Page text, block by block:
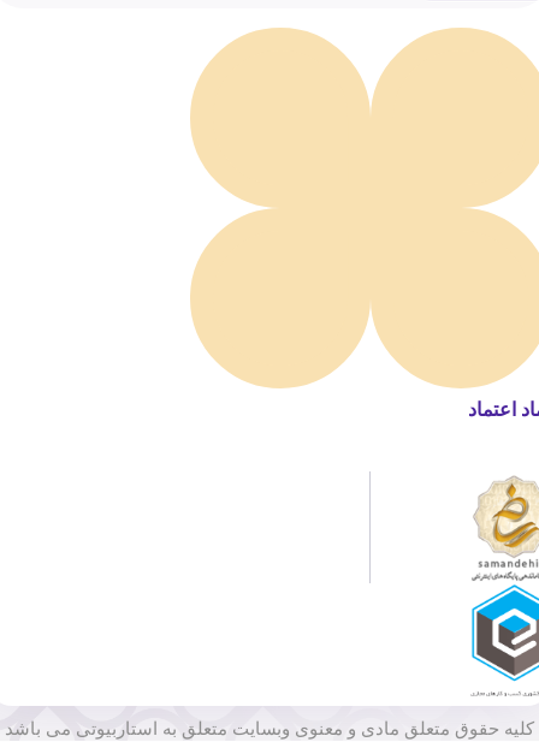
اعتماد
کلیه حقوق متعلق مادی و معنوی وبسایت متعلق به استاربیوتی می باشد